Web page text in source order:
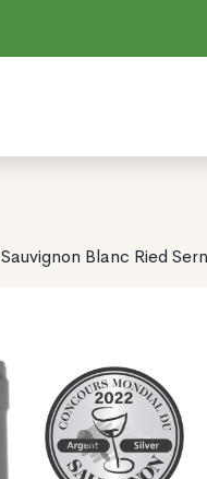
Sauvignon Blanc Ried